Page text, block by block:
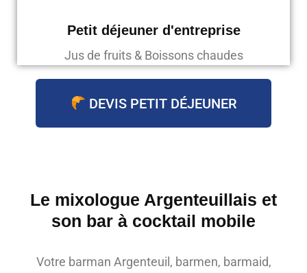
Petit déjeuner d'entreprise
Jus de fruits & Boissons chaudes
DEVIS PETIT DÉJEUNER
Le mixologue Argenteuillais et
son bar à cocktail mobile
Votre barman Argenteuil, barmen, barmaid,